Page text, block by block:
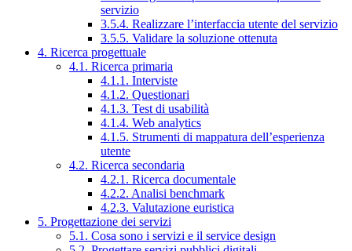
servizio
3.5.4. Realizzare l’interfaccia utente del servizio
3.5.5. Validare la soluzione ottenuta
4. Ricerca progettuale
4.1. Ricerca primaria
4.1.1. Interviste
4.1.2. Questionari
4.1.3. Test di usabilità
4.1.4. Web analytics
4.1.5. Strumenti di mappatura dell’esperienza
utente
4.2. Ricerca secondaria
4.2.1. Ricerca documentale
4.2.2. Analisi benchmark
4.2.3. Valutazione euristica
5. Progettazione dei servizi
5.1. Cosa sono i servizi e il service design